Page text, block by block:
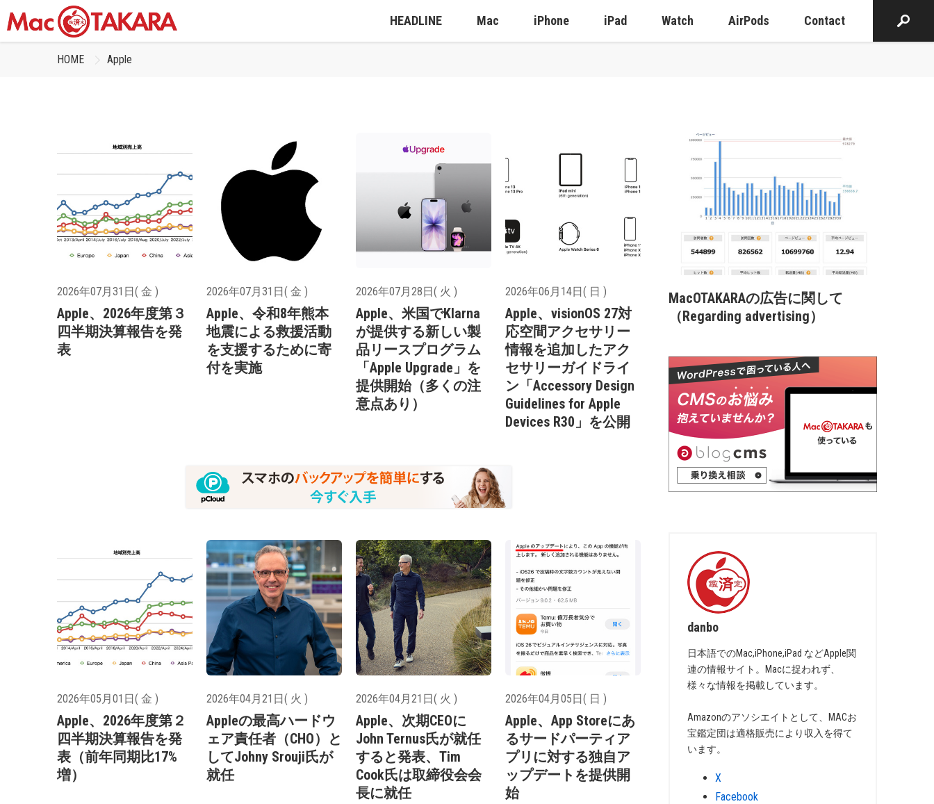
HEADLINE Mac iPhone iPad Watch AirPods Contact
HOME Apple
2026年07月31日( 金 )
Apple、2026年度第３
四半期決算報告を発
表
2026年07月31日( 金 )
Apple、令和8年熊本
地震による救援活動
を支援するために寄
付を実施
2026年07月28日( 火 )
Apple、米国でKlarna
が提供する新しい製
品リースプログラム
「Apple Upgrade」を
提供開始（多くの注
意点あり）
2026年06月14日( 日 )
Apple、visionOS 27対
応空間アクセサリー
情報を追加したアク
セサリーガイドライ
ン「Accessory Design
Guidelines for Apple
Devices R30」を公開
2026年05月01日( 金 )
Apple、2026年度第２
四半期決算報告を発
表（前年同期比17%
増）
2026年04月21日( 火 )
Appleの最高ハードウ
ェア責任者（CHO）と
してJohny Srouji氏が
就任
2026年04月21日( 火 )
Apple、次期CEOに
John Ternus氏が就任
すると発表、Tim
Cook氏は取締役会会
長に就任
2026年04月05日( 日 )
Apple、App Storeにあ
るサードパーティア
プリに対する独自ア
ップデートを提供開
始
MacOTAKARAの広告に関して
（Regarding advertising）
danbo
日本語でのMac,iPhone,iPad などApple関
連の情報サイト。Macに捉われず、
様々な情報を掲載しています。
Amazonのアソシエイトとして、MACお
宝鑑定団は適格販売により収入を得て
います。
X
Facebook